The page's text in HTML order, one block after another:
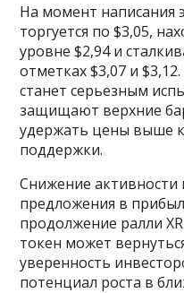
На момент написания
торгуется по $3,05,
уровне $2,94 и
отметках $3,07 и
станет серьезным
защищают верхние
удержать цены выше
поддержки.
Снижение активности
предложения в
продолжение ралли
токен может
уверенность
потенциал роста в